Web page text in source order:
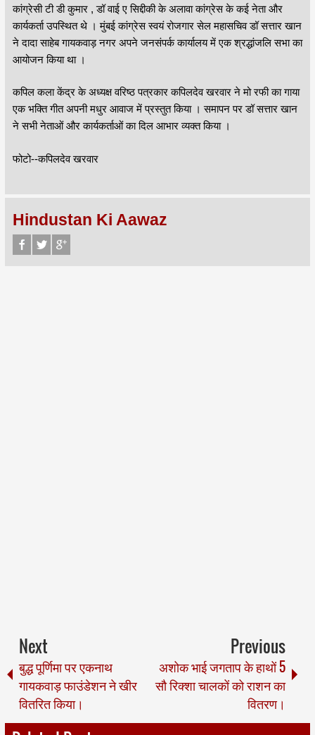
कांग्रेसी टी डी कुमार , डॉ वाई ए सिद्दीकी के अलावा कांग्रेस के कई नेता और
कार्यकर्ता उपस्थित थे । मुंबई कांग्रेस स्वयं रोजगार सेल महासचिव डॉ सत्तार खान
ने दादा साहेब गायकवाड़ नगर अपने जनसंपर्क कार्यालय में एक श्रद्धांजलि सभा का
आयोजन किया था ।
कपिल कला केंद्र के अध्यक्ष वरिष्ठ पत्रकार कपिलदेव खरवार ने मो रफी का गाया
एक भक्ति गीत अपनी मधुर आवाज में प्रस्तुत किया । समापन पर डॉ सत्तार खान
ने सभी नेताओं और कार्यकर्ताओं का दिल आभार व्यक्त किया ।
फोटो--कपिलदेव खरवार
Hindustan Ki Aawaz
Next
बुद्ध पूर्णिमा पर एकनाथ
गायकवाड़ फाउंडेशन ने खीर
वितरित किया।
Previous
अशोक भाई जगताप के हाथों 5
सौ रिक्शा चालकों को राशन का
वितरण।